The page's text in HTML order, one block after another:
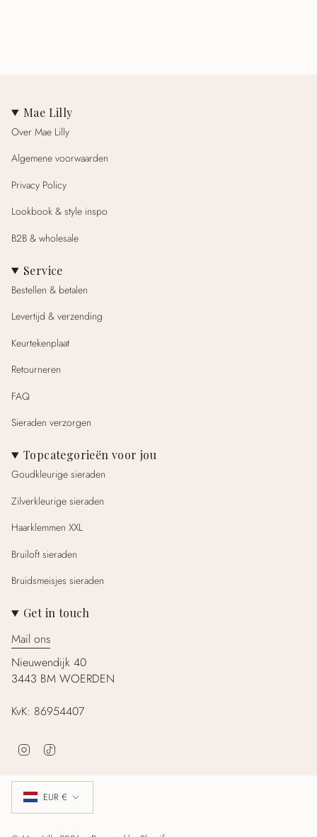
Mae Lilly
Over Mae Lilly
Algemene voorwaarden
Privacy Policy
Lookbook & style inspo
B2B & wholesale
Service
Bestellen & betalen
Levertijd & verzending
Keurtekenplaat
Retourneren
FAQ
Sieraden verzorgen
Topcategorieën voor jou
Goudkleurige sieraden
Zilverkleurige sieraden
Haarklemmen XXL
Bruiloft sieraden
Bruidsmeisjes sieraden
Get in touch
Mail ons
Nieuwendijk 40
3443 BM WOERDEN
KvK: 86954407
t
a
T
o
Valuta
EUR €